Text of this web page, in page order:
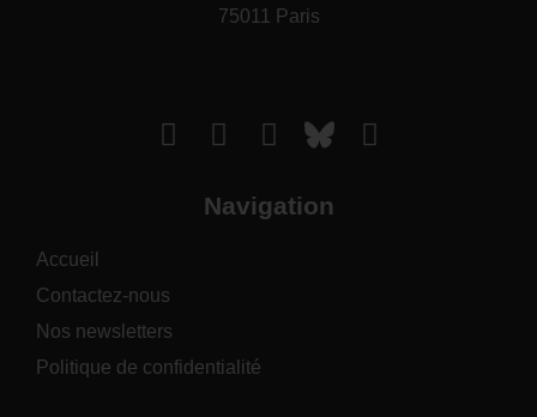
75011 Paris
Navigation
Accueil
Contactez-nous
Nos newsletters
Politique de confidentialité